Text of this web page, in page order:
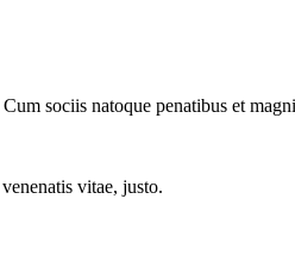
sociis natoque penatibus et
vitae, justo.